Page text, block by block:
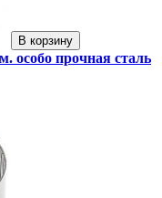
В корзину
особо прочная сталь